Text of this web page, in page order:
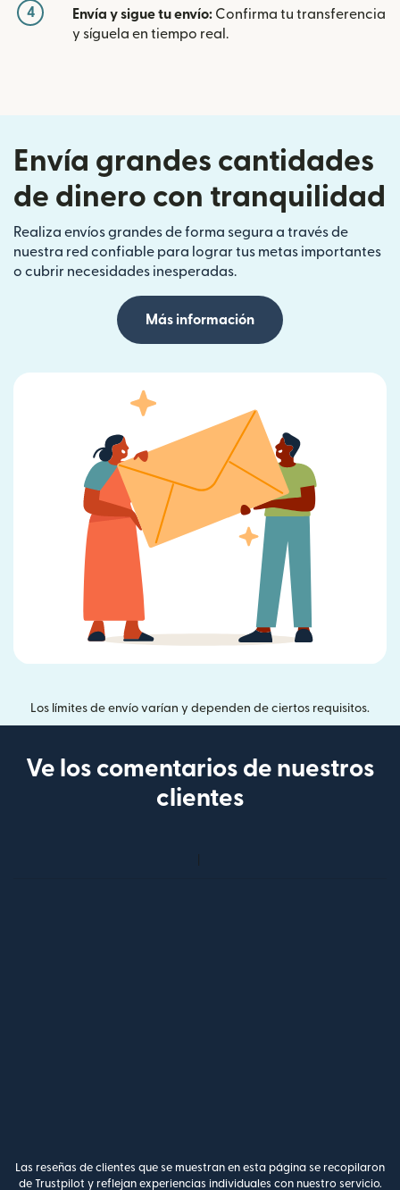
4 Envía y sigue tu envío: Confirma tu transferencia
y síguela en tiempo real.
Envía grandes cantidades
de dinero con tranquilidad
Realiza envíos grandes de forma segura a través de
nuestra red confiable para lograr tus metas importantes
o cubrir necesidades inesperadas.
Más información
Los límites de envío varían y dependen de ciertos requisitos.
Ve los comentarios de nuestros
clientes
Las reseñas de clientes que se muestran en esta página se recopilaron
de Trustpilot y reflejan experiencias individuales con nuestro servicio.